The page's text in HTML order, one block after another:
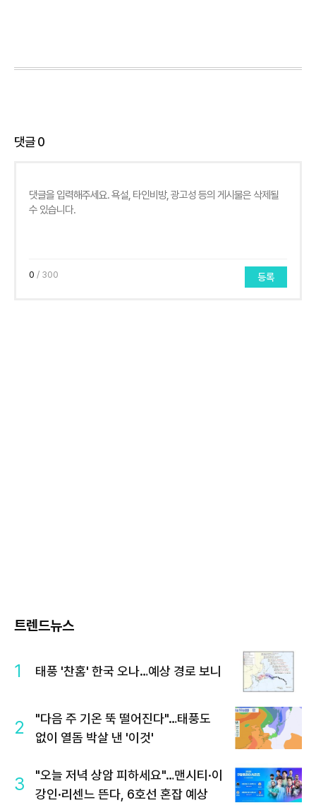
댓글0
0 / 300 등록
트렌드뉴스
1 태풍 '찬홈' 한국 오나…예상 경로 보니
2
"다음 주 기온 뚝 떨어진다"…태풍도
없이 열돔 박살 낸 '이것'
3
"오늘 저녁 상암 피하세요"…맨시티·이
강인·리센느 뜬다, 6호선 혼잡 예상